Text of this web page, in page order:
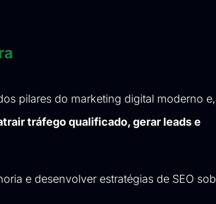
pilares do marketing digital moderno e,
tráfego qualificado, gerar leads e
e desenvolver estratégias de SEO sob